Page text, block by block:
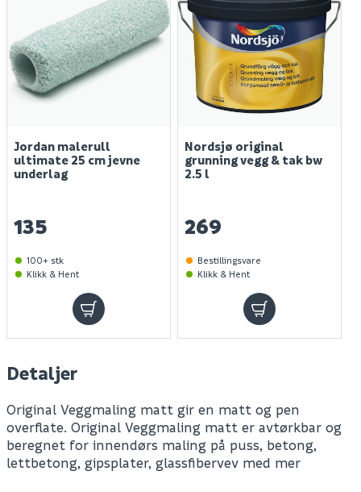
Jordan malerull
ultimate 25 cm jevne
underlag
135
100+ stk
Klikk & Hent
Nordsjø original
grunning vegg & tak bw
2.5 l
269
Bestillingsvare
Klikk & Hent
Detaljer
Original Veggmaling matt gir en matt og pen
overflate. Original Veggmaling matt er avtørkbar og
beregnet for innendørs maling på puss, betong,
lettbetong, gipsplater, glassfibervev med mer